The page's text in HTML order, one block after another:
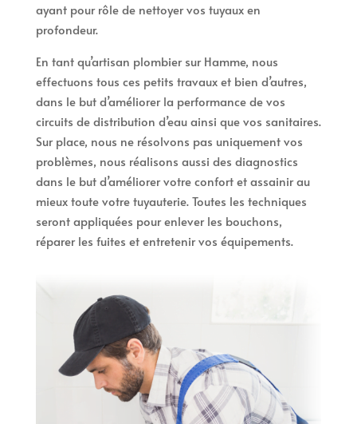
ayant pour rôle de nettoyer vos tuyaux en
profondeur.
En tant qu’artisan plombier sur Hamme, nous
effectuons tous ces petits travaux et bien d’autres,
dans le but d’améliorer la performance de vos
circuits de distribution d’eau ainsi que vos sanitaires.
Sur place, nous ne résolvons pas uniquement vos
problèmes, nous réalisons aussi des diagnostics
dans le but d’améliorer votre confort et assainir au
mieux toute votre tuyauterie. Toutes les techniques
seront appliquées pour enlever les bouchons,
réparer les fuites et entretenir vos équipements.